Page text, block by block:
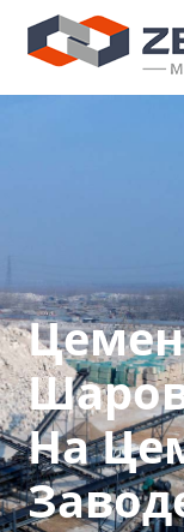
На